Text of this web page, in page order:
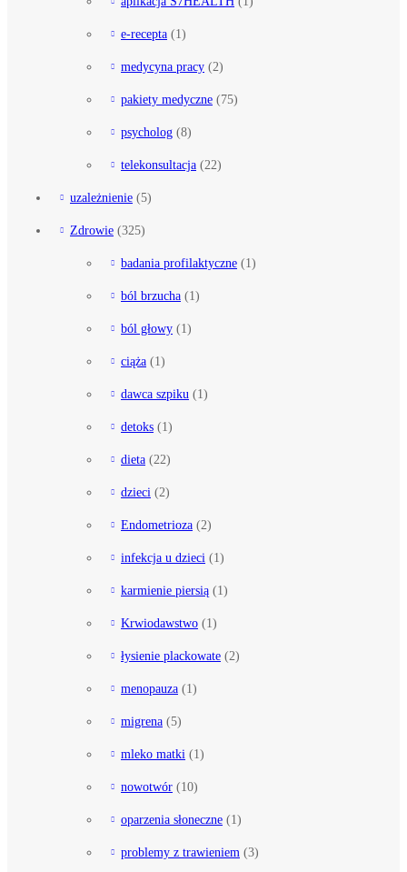
e-recepta (1)
medycyna pracy (2)
pakiety medyczne (75)
psycholog (8)
telekonsultacja (22)
uzależnienie (5)
Zdrowie (325)
badania profilaktyczne (1)
ból brzucha (1)
ból głowy (1)
ciąża (1)
dawca szpiku (1)
detoks (1)
dieta (22)
dzieci (2)
Endometrioza (2)
infekcja u dzieci (1)
karmienie piersią (1)
Krwiodawstwo (1)
łysienie plackowate (2)
menopauza (1)
migrena (5)
mleko matki (1)
nowotwór (10)
oparzenia słoneczne (1)
problemy z trawieniem (3)